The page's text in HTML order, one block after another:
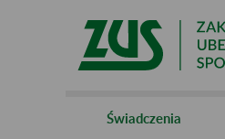
Świadczenia